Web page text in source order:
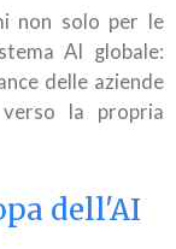
non solo per le
AI globale:
delle aziende
la propria
dell'AI